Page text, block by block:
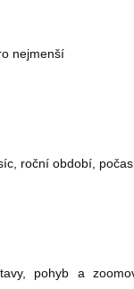
nejmenší
roční období,
pohyb a